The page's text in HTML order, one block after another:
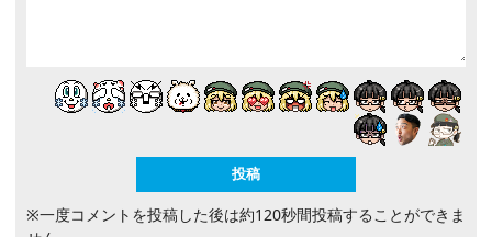
※一度コメントを投稿した後は約120秒間投稿することができま